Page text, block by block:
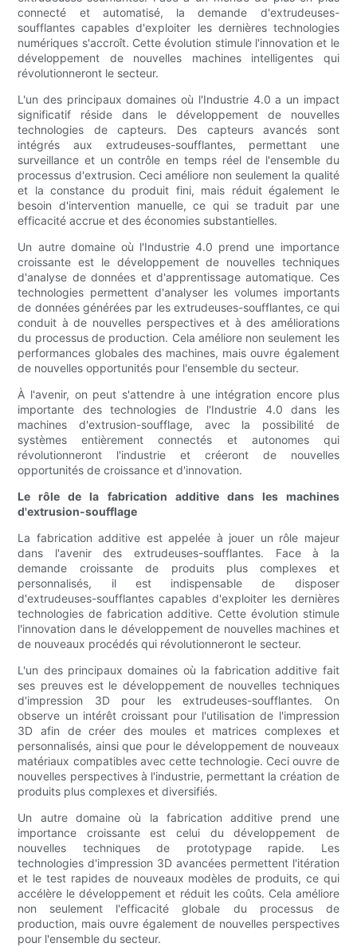
connecté et automatisé, la demande d'extrudeuses-
soufflantes capables d'exploiter les dernières technologies
numériques s'accroît. Cette évolution stimule l'innovation et le
développement de nouvelles machines intelligentes qui
révolutionneront le secteur.
L'un des principaux domaines où l'Industrie 4.0 a un impact
significatif réside dans le développement de nouvelles
technologies de capteurs. Des capteurs avancés sont
intégrés aux extrudeuses-soufflantes, permettant une
surveillance et un contrôle en temps réel de l'ensemble du
processus d'extrusion. Ceci améliore non seulement la qualité
et la constance du produit fini, mais réduit également le
besoin d'intervention manuelle, ce qui se traduit par une
efficacité accrue et des économies substantielles.
Un autre domaine où l'Industrie 4.0 prend une importance
croissante est le développement de nouvelles techniques
d'analyse de données et d'apprentissage automatique. Ces
technologies permettent d'analyser les volumes importants
de données générées par les extrudeuses-soufflantes, ce qui
conduit à de nouvelles perspectives et à des améliorations
du processus de production. Cela améliore non seulement les
performances globales des machines, mais ouvre également
de nouvelles opportunités pour l'ensemble du secteur.
À l'avenir, on peut s'attendre à une intégration encore plus
importante des technologies de l'Industrie 4.0 dans les
machines d'extrusion-soufflage, avec la possibilité de
systèmes entièrement connectés et autonomes qui
révolutionneront l'industrie et créeront de nouvelles
opportunités de croissance et d'innovation.
Le rôle de la fabrication additive dans les machines
d'extrusion-soufflage
La fabrication additive est appelée à jouer un rôle majeur
dans l'avenir des extrudeuses-soufflantes. Face à la
demande croissante de produits plus complexes et
personnalisés, il est indispensable de disposer
d'extrudeuses-soufflantes capables d'exploiter les dernières
technologies de fabrication additive. Cette évolution stimule
l'innovation dans le développement de nouvelles machines et
de nouveaux procédés qui révolutionneront le secteur.
L'un des principaux domaines où la fabrication additive fait
ses preuves est le développement de nouvelles techniques
d'impression 3D pour les extrudeuses-soufflantes. On
observe un intérêt croissant pour l'utilisation de l'impression
3D afin de créer des moules et matrices complexes et
personnalisés, ainsi que pour le développement de nouveaux
matériaux compatibles avec cette technologie. Ceci ouvre de
nouvelles perspectives à l'industrie, permettant la création de
produits plus complexes et diversifiés.
Un autre domaine où la fabrication additive prend une
importance croissante est celui du développement de
nouvelles techniques de prototypage rapide. Les
technologies d'impression 3D avancées permettent l'itération
et le test rapides de nouveaux modèles de produits, ce qui
accélère le développement et réduit les coûts. Cela améliore
non seulement l'efficacité globale du processus de
production, mais ouvre également de nouvelles perspectives
pour l'ensemble du secteur.